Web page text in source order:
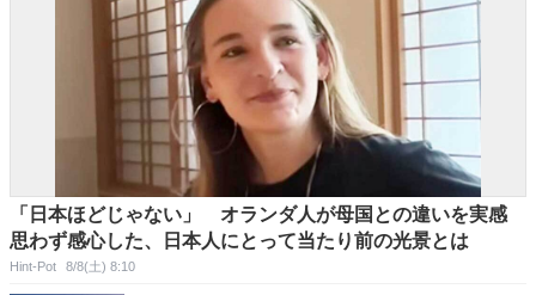
「日本ほどじゃない」 オランダ人が母国との違いを実感
思わず感心した、日本人にとって当たり前の光景とは
Hint-Pot 8/8(土) 8:10